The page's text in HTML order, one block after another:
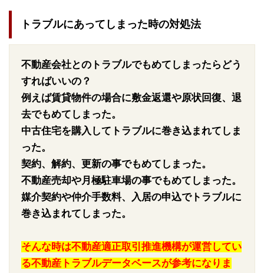
トラブルにあってしまった時の対処法
不動産会社とのトラブルでもめてしまったらどう
すればいいの？
例えば賃貸物件の場合に敷金返還や原状回復、退
去でもめてしまった。
中古住宅を購入してトラブルに巻き込まれてしま
った。
契約、解約、更新の事でもめてしまった。
不動産売却や月極駐車場の事でもめてしまった。
媒介契約や仲介手数料、入居の申込でトラブルに
巻き込まれてしまった。
そんな時は不動産適正取引推進機構が運営してい
る不動産トラブルデータベースが参考になりま